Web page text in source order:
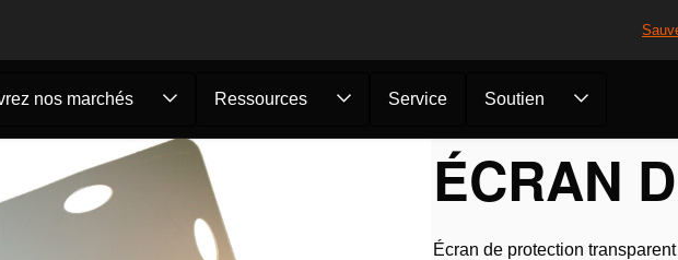
nos marchés Ressources Service Soutien
Sauvetage /Outils complémentaires de désincarcération Gestion des vitres et
ÉCRAN
Écran de protection